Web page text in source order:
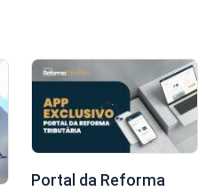
Portal da Reforma